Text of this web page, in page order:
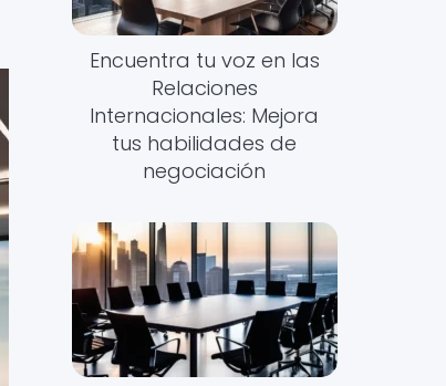
Encuentra tu voz en las
Relaciones
Internacionales: Mejora
tus habilidades de
negociación